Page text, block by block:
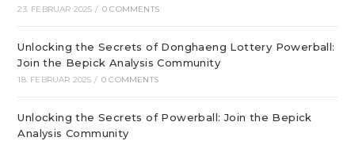
23. FEBRUAR 2025 / 0 COMMENTS
Unlocking the Secrets of Donghaeng Lottery Powerball:
Join the Bepick Analysis Community
18. FEBRUAR 2025 / 0 COMMENTS
Unlocking the Secrets of Powerball: Join the Bepick
Analysis Community